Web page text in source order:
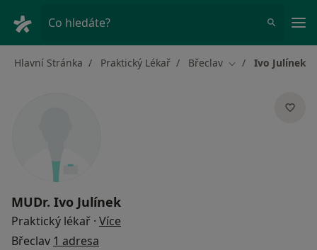
Co hledáte?
Hlavní Stránka Praktický Lékař Břeclav Změna města
Ivo Julínek
MUDr. Ivo Julínek
Praktický lékař · Více
Břeclav 1 adresa